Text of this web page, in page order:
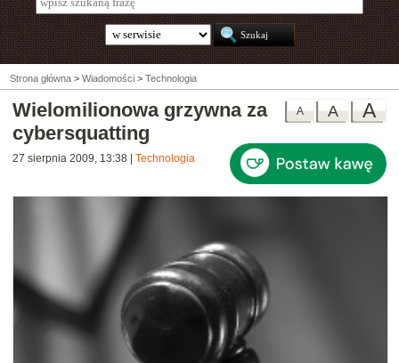
Strona główna > Wiadomości > Technologia
A
A
A
Wielomilionowa grzywna za
cybersquatting
27 sierpnia 2009, 13:38 Technologia